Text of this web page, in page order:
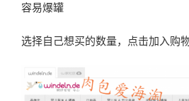
容易爆罐
选择自己想买的数量，点击加入购